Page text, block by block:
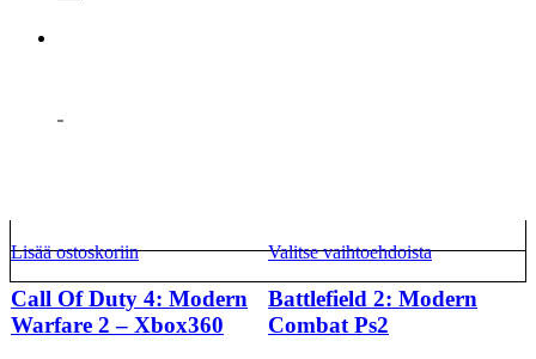
Lisää ostoskoriin
Call Of Duty 4: Modern
Warfare 2 – Xbox360
Valitse vaihtoehdoista
Battlefield 2: Modern
Combat Ps2